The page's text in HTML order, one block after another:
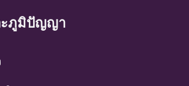
ภูมิปัญญา